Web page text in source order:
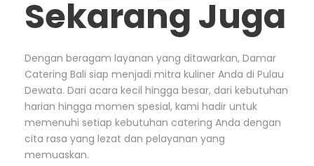
Sekarang Juga
Dengan beragam layanan yang ditawarkan, Damar
Catering Bali siap menjadi mitra kuliner Anda di Pulau
Dewata. Dari acara kecil hingga besar, dari kebutuhan
harian hingga momen spesial, kami hadir untuk
memenuhi setiap kebutuhan catering Anda dengan
cita rasa yang lezat dan pelayanan yang
memuaskan.